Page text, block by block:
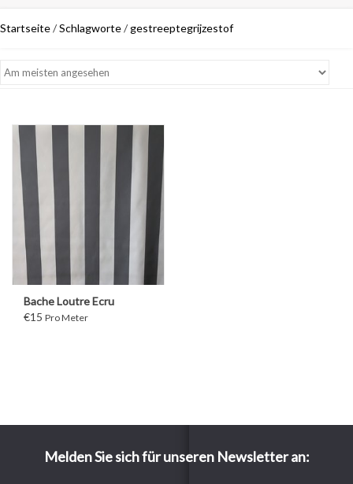
Startseite/Schlagworte/gestreeptegrijzestof
Bache Loutre Ecru
€15 Pro Meter
Melden Sie sich für unseren Newsletter an: